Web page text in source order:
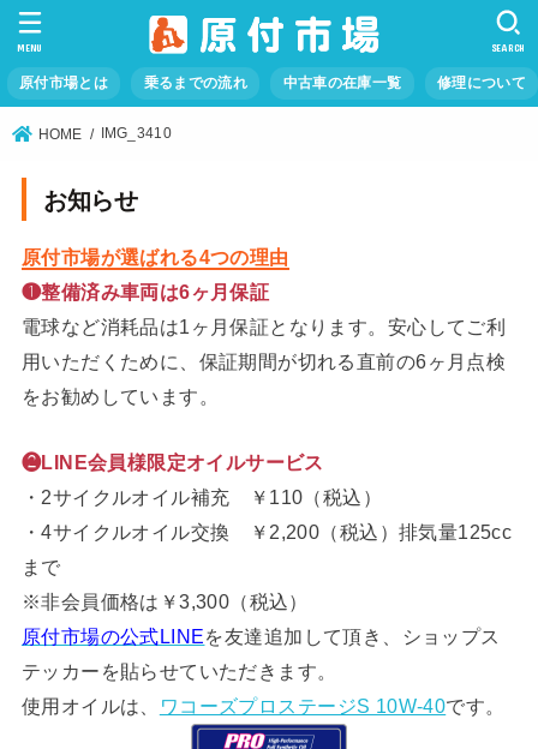
原付市場とは 乗るまでの流れ 中古車の在庫一覧 修理について
SEARCH
MENU
HOME IMG_3410
お知らせ
原付市場が選ばれる4つの理由
❶整備済み車両は6ヶ月保証
電球など消耗品は1ヶ月保証となります。安心してご利
用いただくために、保証期間が切れる直前の6ヶ月点検
をお勧めしています。
❷LINE会員様限定オイルサービス
・2サイクルオイル補充 ￥110（税込）
・4サイクルオイル交換 ￥2,200（税込）排気量125cc
まで
※非会員価格は￥3,300（税込）
原付市場の公式LINEを友達追加して頂き、ショップス
テッカーを貼らせていただきます。
使用オイルは、
ワコーズプロステージS 10W-40です。